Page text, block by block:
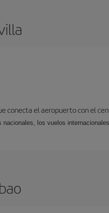
conecta el aeropuerto con el
los vuelos